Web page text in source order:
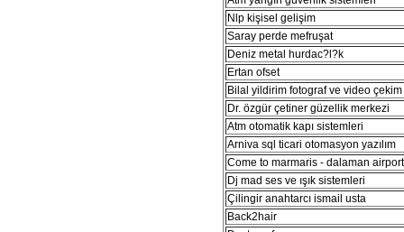
Nlp kişisel gelişim
Saray perde mefruşat
Deniz metal hurdac?l?k
Ertan ofset
Bilal yildirim fotograf ve video çekim
Dr. özgür çetiner güzellik merkezi
Atm otomatik kapı sistemleri
Arniva sql ticari otomasyon yazılım
Come to marmaris - dalaman
Dj mad ses ve ışık sistemleri
Çilingir anahtarcı ismail usta
Back2hair